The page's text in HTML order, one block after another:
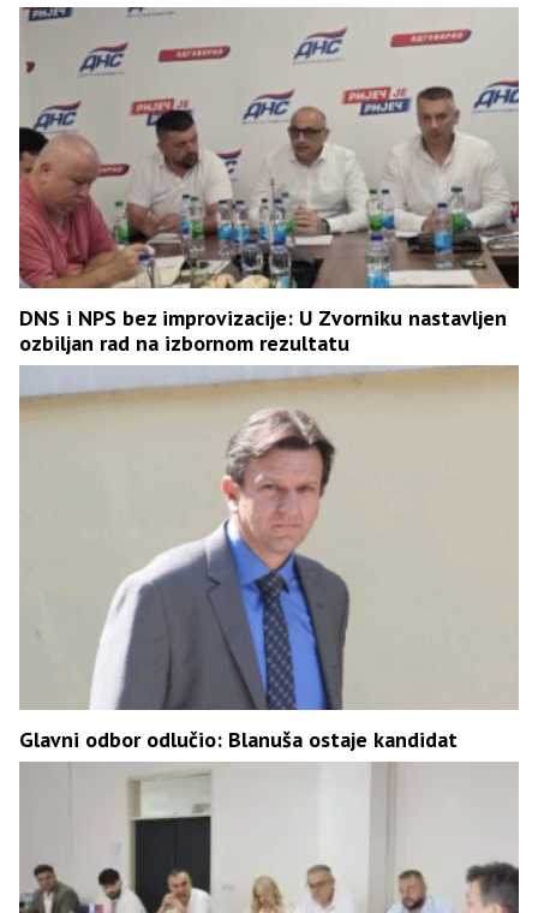
DNS i NPS bez improvizacije: U Zvorniku nastavljen
ozbiljan rad na izbornom rezultatu
Glavni odbor odlučio: Blanuša ostaje kandidat